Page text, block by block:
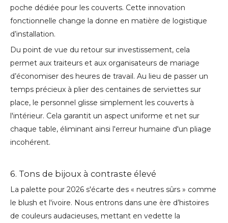
poche dédiée pour les couverts. Cette innovation
fonctionnelle change la donne en matière de logistique
d’installation.
Du point de vue du retour sur investissement, cela
permet aux traiteurs et aux organisateurs de mariage
d’économiser des heures de travail. Au lieu de passer un
temps précieux à plier des centaines de serviettes sur
place, le personnel glisse simplement les couverts à
l'intérieur. Cela garantit un aspect uniforme et net sur
chaque table, éliminant ainsi l'erreur humaine d'un pliage
incohérent.
6. Tons de bijoux à contraste élevé
La palette pour 2026 s'écarte des « neutres sûrs » comme
le blush et l'ivoire. Nous entrons dans une ère d’histoires
de couleurs audacieuses, mettant en vedette la